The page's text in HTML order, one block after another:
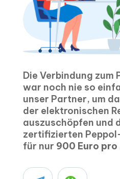
Die Verbindung
war noch nie so
unser Partner, um
der elektronischen
auszuschöpfen und
zertifizierten
für nur 900 Euro pro